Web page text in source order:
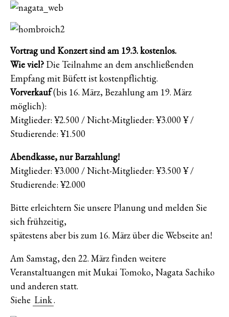
Vortrag und Konzert sind am 19.3. kostenlos.
Wie viel? Die Teilnahme an dem anschließenden
Empfang mit Büfett ist kostenpflichtig.
Vorverkauf(bis 16. März, Bezahlung am 19. März
möglich):
Mitglieder: ¥2.500 / Nicht-Mitglieder: ¥3.000 ¥ /
Studierende: ¥1.500
Abendkasse, nur Barzahlung!
Mitglieder: ¥3.000 / Nicht-Mitglieder: ¥3.500 ¥ /
Studierende: ¥2.000
Bitte erleichtern Sie unsere Planung und melden Sie
sich frühzeitig,
spätestens aber bis zum 16. März über die Webseite an!
Am Samstag, den 22. März finden weitere
Veranstaltuangen mit Mukai Tomoko, Nagata Sachiko
und anderen statt.
Siehe Link.